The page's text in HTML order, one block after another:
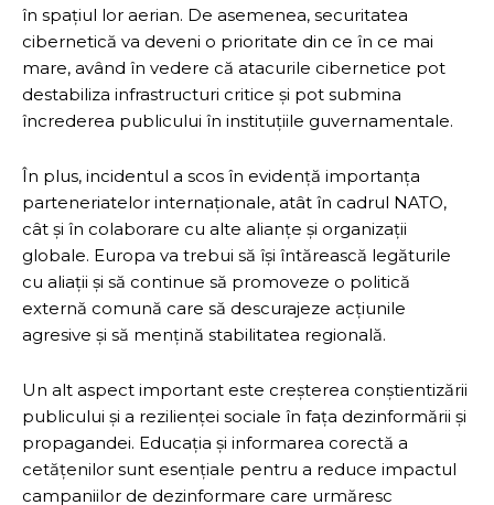
în spațiul lor aerian. De asemenea, securitatea
cibernetică va deveni o prioritate din ce în ce mai
mare, având în vedere că atacurile cibernetice pot
destabiliza infrastructuri critice și pot submina
încrederea publicului în instituțiile guvernamentale.
În plus, incidentul a scos în evidență importanța
parteneriatelor internaționale, atât în cadrul NATO,
cât și în colaborare cu alte alianțe și organizații
globale. Europa va trebui să își întărească legăturile
cu aliații și să continue să promoveze o politică
externă comună care să descurajeze acțiunile
agresive și să mențină stabilitatea regională.
Un alt aspect important este creșterea conștientizării
publicului și a rezilienței sociale în fața dezinformării și
propagandei. Educația și informarea corectă a
cetățenilor sunt esențiale pentru a reduce impactul
campaniilor de dezinformare care urmăresc